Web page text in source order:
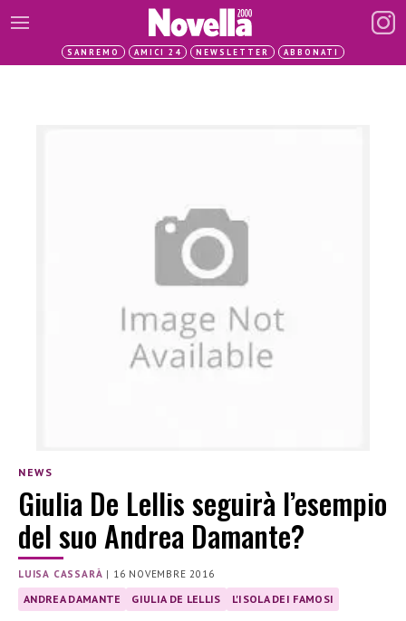
SANREMO AMICI 24 NEWSLETTER ABBONATI
NEWS
Giulia De Lellis seguirà l’esempio
del suo Andrea Damante?
LUISA CASSARÀ | 16 NOVEMBRE 2016
ANDREA DAMANTE GIULIA DE LELLIS L'ISOLA DEI FAMOSI